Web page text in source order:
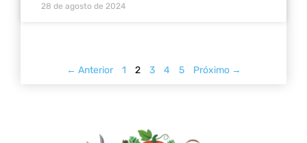
28 de agosto de 2024
← Anterior 1 2 3 4 5 Próximo →